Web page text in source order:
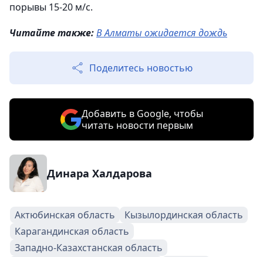
порывы 15-20 м/с.
Читайте также:В Алматы ожидается дождь
Поделитесь новостью
Добавить в Google, чтобы
читать новости первым
Динара Халдарова
Актюбинская область
Кызылординская область
Карагандинская область
Западно-Казахстанская область